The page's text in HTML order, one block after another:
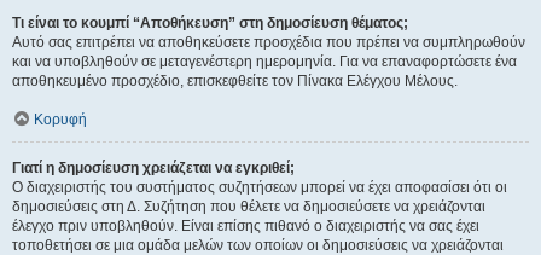
Τι είναι το κουμπί “Αποθήκευση” στη δημοσίευση θέματος;
Αυτό σας επιτρέπει να αποθηκεύσετε προσχέδια που πρέπει να συμπληρωθούν
και να υποβληθούν σε μεταγενέστερη ημερομηνία. Για να επαναφορτώσετε ένα
αποθηκευμένο προσχέδιο, επισκεφθείτε τον Πίνακα Ελέγχου Μέλους.
Κορυφή
Γιατί η δημοσίευση χρειάζεται να εγκριθεί;
Ο διαχειριστής του συστήματος συζητήσεων μπορεί να έχει αποφασίσει ότι οι
δημοσιεύσεις στη Δ. Συζήτηση που θέλετε να δημοσιεύσετε να χρειάζονται
έλεγχο πριν υποβληθούν. Είναι επίσης πιθανό ο διαχειριστής να σας έχει
τοποθετήσει σε μια ομάδα μελών των οποίων οι δημοσιεύσεις να χρειάζονται